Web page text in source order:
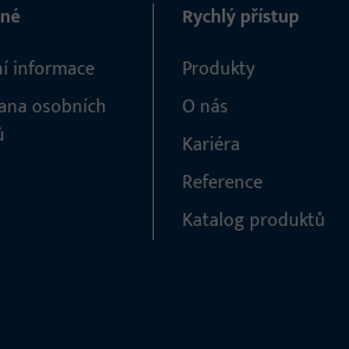
informace
osobních
Rychlý přístup
Produkty
O nás
Kariéra
Reference
Katalog produktů